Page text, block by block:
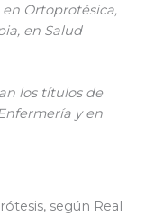
Ortoprotésica,
en Salud
los títulos de
y en
según Real